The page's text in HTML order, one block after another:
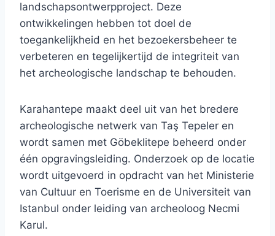
landschapsontwerpproject. Deze
ontwikkelingen hebben tot doel de
toegankelijkheid en het bezoekersbeheer te
verbeteren en tegelijkertijd de integriteit van
het archeologische landschap te behouden.
Karahantepe maakt deel uit van het bredere
archeologische netwerk van Taş Tepeler en
wordt samen met Göbeklitepe beheerd onder
één opgravingsleiding. Onderzoek op de locatie
wordt uitgevoerd in opdracht van het Ministerie
van Cultuur en Toerisme en de Universiteit van
Istanbul onder leiding van archeoloog Necmi
Karul.